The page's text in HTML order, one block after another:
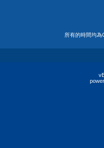
所有的時間均為